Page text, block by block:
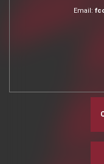
Email: